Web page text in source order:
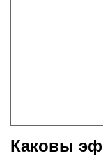
Каковы